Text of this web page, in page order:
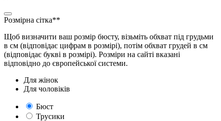
Розмірна сітка**
Щоб визначити ваш розмір бюсту, візьміть обхват під грудьми
в см (відповідає цифрам в розмірі), потім обхват грудей в см
(відповідає букві в розмірі). Розміри на сайті вказані
відповідно до європейської системи.
Для жінок
Для чоловіків
Бюст
Трусики